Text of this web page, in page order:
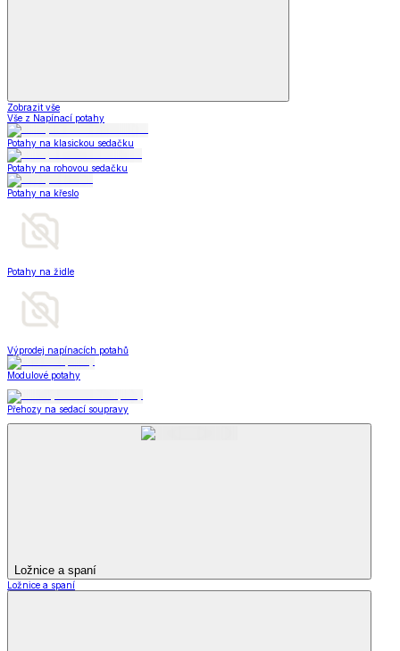
Zobrazit vše
Vše z Napínací potahy
Potahy na klasickou sedačku
Potahy na rohovou sedačku
Potahy na křeslo
Potahy na židle
Výprodej napínacích potahů
Modulové potahy
Přehozy na sedací soupravy
Ložnice a spaní
Ložnice a spaní